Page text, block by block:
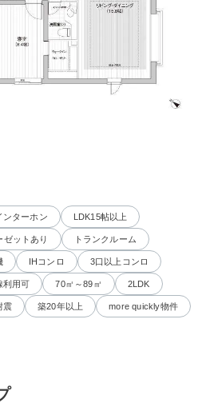
ンターホン LDK15帖以上
ゼットあり トランクルーム
IHコンロ 3口以上コンロ
利用可 70㎡～89㎡ 2LDK
震 築20年以上 more quickly物件